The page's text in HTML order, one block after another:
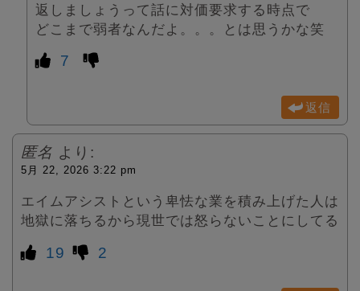
返しましょうって話に対価要求する時点で
どこまで弱者なんだよ。。。とは思うかな笑
7
返信
匿名 より:
5月 22, 2026 3:22 pm
エイムアシストという卑怯な業を積み上げた人は
地獄に落ちるから現世では怒らないことにしてる
19 2